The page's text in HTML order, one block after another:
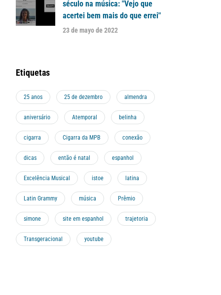
século na música: "Vejo que
acertei bem mais do que errei"
23 de mayo de 2022
Etiquetas
25 anos 25 de dezembro almendra
aniversário Atemporal belinha
cigarra Cigarra da MPB conexão
dicas então é natal espanhol
Excelência Musical istoe latina
Latin Grammy música Prêmio
simone site em espanhol trajetoria
Transgeracional youtube